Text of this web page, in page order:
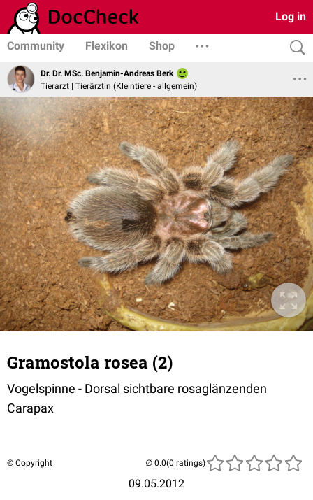
Log in
Community Flexikon Shop
Dr. Dr. MSc. Benjamin-Andreas Berk
Tierarzt | Tierärztin (Kleintiere - allgemein)
Gramostola rosea (2)
Vogelspinne - Dorsal sichtbare rosaglänzenden
Carapax
© Copyright
09.05.2012
(0 ratings)